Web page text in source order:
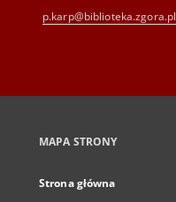
p.karp@biblioteka.zgora.pl
MAPA STRONY
Strona główna